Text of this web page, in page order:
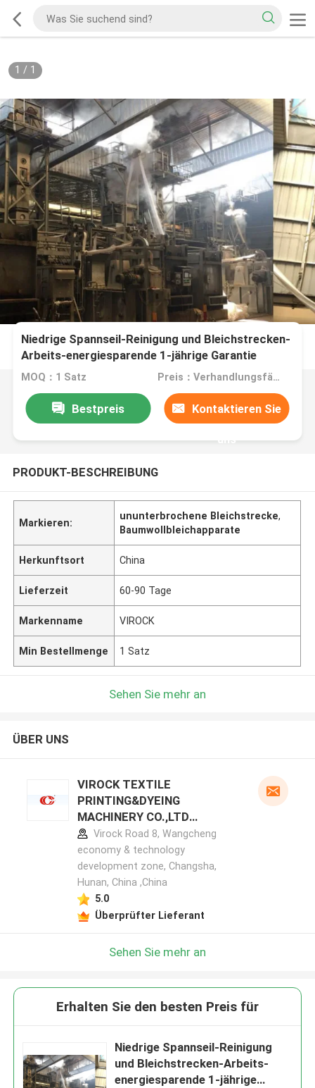
1 / 1
Niedrige Spannseil-Reinigung und Bleichstrecken-
Arbeits-energiesparende 1-jährige Garantie
MOQ：1 Satz Preis：Verhandlungsfähig
Bestpreis Kontaktieren Sie
uns
PRODUKT-BESCHREIBUNG
Markieren:
ununterbrochene Bleichstrecke,
Baumwollbleichapparate
Herkunftsort China
Lieferzeit 60-90 Tage
Markenname VIROCK
Min Bestellmenge 1 Satz
Sehen Sie mehr an
ÜBER UNS
VIROCK TEXTILE
PRINTING&DYEING
MACHINERY CO.,LTD
Herstellerprofil
Virock Road 8, Wangcheng
economy & technology
development zone, Changsha,
Hunan, China ,China
5.0
Überprüfter Lieferant
Sehen Sie mehr an
Erhalten Sie den besten Preis für
Niedrige Spannseil-Reinigung
und Bleichstrecken-Arbeits-
energiesparende 1-jährige